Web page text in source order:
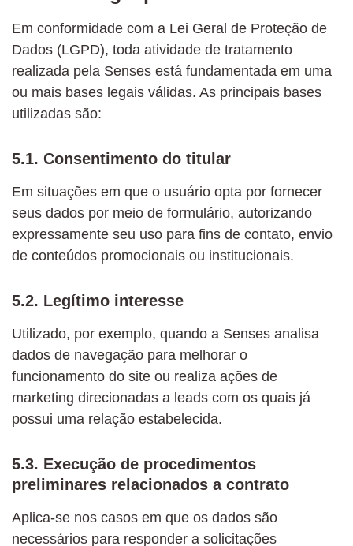
Em conformidade com a Lei Geral de Proteção de
Dados (LGPD), toda atividade de tratamento
realizada pela Senses está fundamentada em uma
ou mais bases legais válidas. As principais bases
utilizadas são:
5.1. Consentimento do titular
Em situações em que o usuário opta por fornecer
seus dados por meio de formulário, autorizando
expressamente seu uso para fins de contato, envio
de conteúdos promocionais ou institucionais.
5.2. Legítimo interesse
Utilizado, por exemplo, quando a Senses analisa
dados de navegação para melhorar o
funcionamento do site ou realiza ações de
marketing direcionadas a leads com os quais já
possui uma relação estabelecida.
5.3. Execução de procedimentos
preliminares relacionados a contrato
Aplica-se nos casos em que os dados são
necessários para responder a solicitações